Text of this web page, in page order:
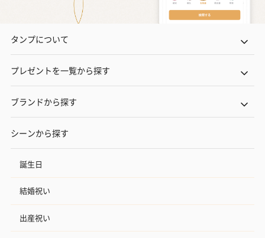
タンプについて
プレゼントを一覧から探す
ブランドから探す
シーンから探す
誕生日
結婚祝い
出産祝い